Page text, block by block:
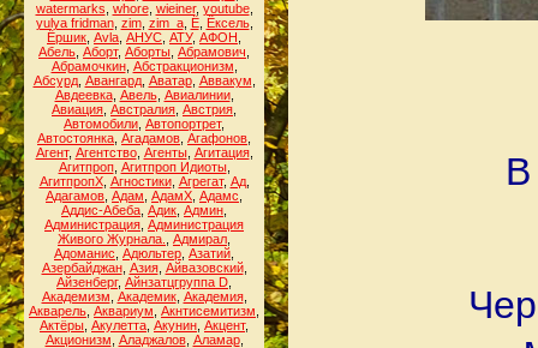
watermarks whore, wieiner, youtube,
yulya fridman, zim, zim_a, Ё, Ёксель,
Ёршик Аvla АНУС АТУ, АФОН
Абель Аборт, Аборты Абрамович
Абрамочкин, Абстракционизм
Абсурд, Авангард, Аватар, Аввакум
Авдеевка, Авель, Авиалинии,
Авиация Австралия Австрия
Автомобили Автопортрет,
Автостоянка Агадамов Агафонов
Агент, Агентство, Агенты, Агитация,
Агитпроп, Агитпроп Идиоты,
АгитпропХ, Агностики, Агрегат, Ад,
Адагамов Адам АдамХ Адамс
Аддис-Абеба Адик Админ
Администрация Администрация
Живого Журнала.
Адмирал
Адоманис Адюльтер Азатий
Азербайджан, Азия, Айвазовский,
Айзенберг, Айнзатцгруппа D
Академизм Академик, Академия,
Акварель Аквариум Акнтисемитизм
Актёры Акулетта Акунин Акцент,
Акционизм Аладжалов, Аламар,
В